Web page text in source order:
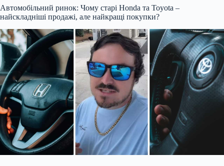
Автомобільний ринок: Чому старі Honda та Toyota –
найскладніші продажі, але найкращі покупки?